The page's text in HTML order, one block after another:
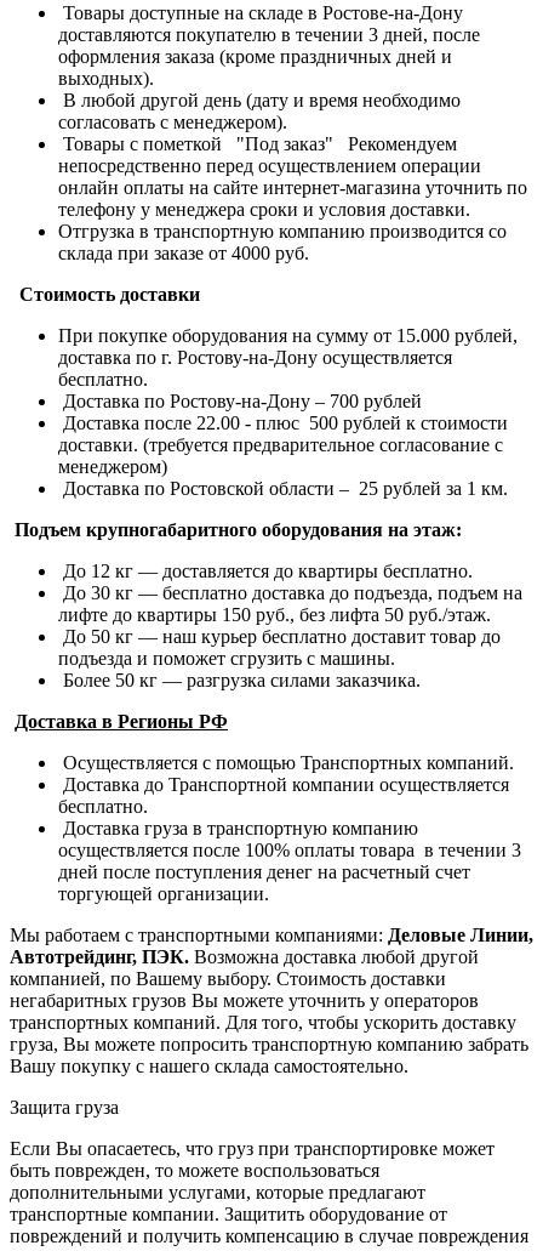
Товары доступные на складе в Ростове-на-Дону
доставляются покупателю в течении 3 дней, после
оформления заказа (кроме праздничных дней и
выходных).
В любой другой день (дату и время необходимо
согласовать с менеджером).
Товары с пометкой "Под заказ" Рекомендуем
непосредственно перед осуществлением операции
онлайн оплаты на сайте интернет-магазина уточнить по
телефону у менеджера сроки и условия доставки.
Отгрузка в транспортную компанию производится со
склада при заказе от 4000 руб.
Стоимость доставки
При покупке оборудования на сумму от 15.000 рублей,
доставка по г. Ростову-на-Дону осуществляется
бесплатно.
Доставка по Ростову-на-Дону – 700 рублей
Доставка после 22.00 - плюс 500 рублей к стоимости
доставки. (требуется предварительное согласование с
менеджером)
Доставка по Ростовской области – 25 рублей за 1 км.
Подъем крупногабаритного оборудования на этаж:
До 12 кг — доставляется до квартиры бесплатно.
До 30 кг — бесплатно доставка до подъезда, подъем на
лифте до квартиры 150 руб., без лифта 50 руб./этаж.
До 50 кг — наш курьер бесплатно доставит товар до
подъезда и поможет сгрузить с машины.
Более 50 кг — разгрузка силами заказчика.
Доставка в Регионы РФ
Осуществляется с помощью Транспортных компаний.
Доставка до Транспортной компании осуществляется
бесплатно.
Доставка груза в транспортную компанию
осуществляется после 100% оплаты товара в течении 3
дней после поступления денег на расчетный счет
торгующей организации.
Мы работаем с транспортными компаниями: Деловые Линии,
Автотрейдинг, ПЭК. Возможна доставка любой другой
компанией, по Вашему выбору. Стоимость доставки
негабаритных грузов Вы можете уточнить у операторов
транспортных компаний. Для того, чтобы ускорить доставку
груза, Вы можете попросить транспортную компанию забрать
Вашу покупку с нашего склада самостоятельно.
Защита груза
Если Вы опасаетесь, что груз при транспортировке может
быть поврежден, то можете воспользоваться
дополнительными услугами, которые предлагают
транспортные компании. Защитить оборудование от
повреждений и получить компенсацию в случае повреждения